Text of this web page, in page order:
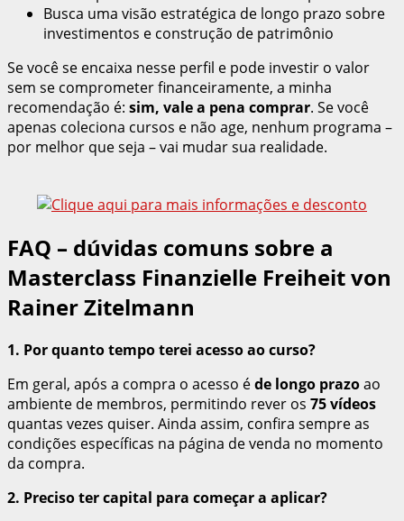
Busca uma visão estratégica de longo prazo sobre
investimentos e construção de patrimônio
Se você se encaixa nesse perfil e pode investir o valor
sem se comprometer financeiramente, a minha
recomendação é: sim, vale a pena comprar. Se você
apenas coleciona cursos e não age, nenhum programa –
por melhor que seja – vai mudar sua realidade.
FAQ – dúvidas comuns sobre a
Masterclass Finanzielle Freiheit von
Rainer Zitelmann
1. Por quanto tempo terei acesso ao curso?
Em geral, após a compra o acesso éde longo prazoao
ambiente de membros, permitindo rever os 75 vídeos
quantas vezes quiser. Ainda assim, confira sempre as
condições específicas na página de venda no momento
da compra.
2. Preciso ter capital para começar a aplicar?